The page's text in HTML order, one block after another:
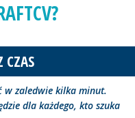
CZAS
w zaledwie kilka minut.
dla każdego, kto szuka